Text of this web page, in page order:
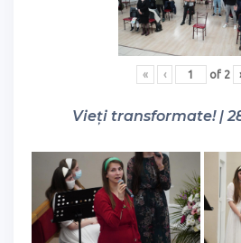
« ‹ of 2 ›
Vieți transformate! |